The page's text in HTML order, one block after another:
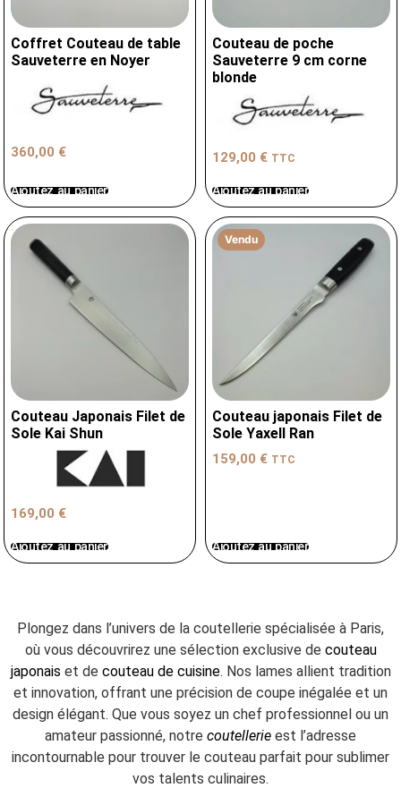
Coffret Couteau de table
Sauveterre en Noyer
360,00 €
Ajoutez au panier
Couteau de poche
Sauveterre 9 cm corne
blonde
129,00 € TTC
Ajoutez au panier
Couteau Japonais Filet de
Sole Kai Shun
169,00 €
Ajoutez au panier
Vendu
Couteau japonais Filet de
Sole Yaxell Ran
159,00 € TTC
Ajoutez au panier
Plongez dans l’univers de la coutellerie spécialisée à Paris,
où vous découvrirez une sélection exclusive de couteau
japonais et de couteau de cuisine. Nos lames allient tradition
et innovation, offrant une précision de coupe inégalée et un
design élégant. Que vous soyez un chef professionnel ou un
amateur passionné, notre coutellerie est l’adresse
incontournable pour trouver le couteau parfait pour sublimer
vos talents culinaires.